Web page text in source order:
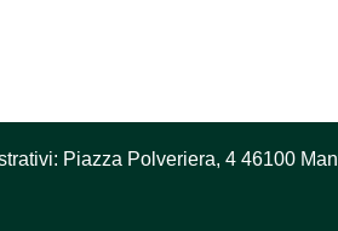
Piazza Polveriera, 4 46100